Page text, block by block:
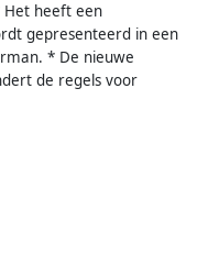
Het heeft een
gepresenteerd in een
* De nieuwe
de regels voor